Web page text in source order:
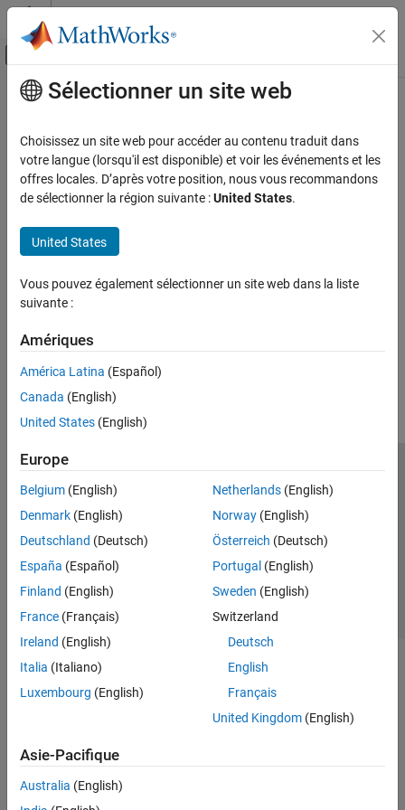
Passer au contenu
Activer/désactiver l'affichage du menu
Accueil de la documentation
Développement FPGA, ASIC et SoC
Contenu principal
How useful was this information?
Sélectionner un site web
Choisissez un site web pour accéder au contenu traduit dans
votre langue (lorsqu'il est disponible) et voir les événements et les
offres locales. D’après votre position, nous vous recommandons
de sélectionner la région suivante :United States.
United States
Vous pouvez également sélectionner un site web dans la liste
suivante :
Amériques
América Latina (Español)
Canada (English)
United States (English)
Europe
Belgium (English)
Denmark (English)
Deutschland (Deutsch)
España (Español)
Finland (English)
France (Français)
Ireland (English)
Italia (Italiano)
Luxembourg (English)
Netherlands(English)
Norway(English)
Österreich (Deutsch)
Portugal (English)
Sweden (English)
Switzerland
Deutsch
English
Français
United Kingdom(English)
Asie-Pacifique
Australia (English)
Lutte anti-piratage
Contacts locaux
© 1994-2026 The MathWorks, Inc.